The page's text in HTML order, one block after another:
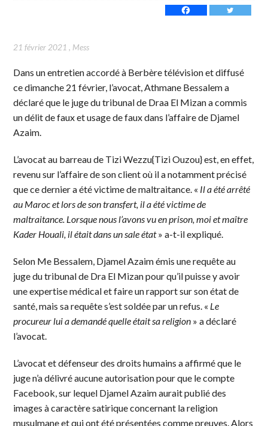
21 février 2021 , Mess
Dans un entretien accordé à Berbère télévision et diffusé
ce dimanche 21 février, l’avocat, Athmane Bessalem a
déclaré que le juge du tribunal de Draa El Mizan a commis
un délit de faux et usage de faux dans l’affaire de Djamel
Azaim.
L’avocat au barreau de Tizi Wezzu{Tizi Ouzou} est, en effet,
revenu sur l’affaire de son client où il a notamment précisé
que ce dernier a été victime de maltraitance. « Il a été arrêté
au Maroc et lors de son transfert, il a été victime de
maltraitance. Lorsque nous l’avons vu en prison, moi et maître
Kader Houali, il était dans un sale état» a-t-il expliqué.
Selon Me Bessalem, Djamel Azaim émis une requête au
juge du tribunal de Dra El Mizan pour qu’il puisse y avoir
une expertise médical et faire un rapport sur son état de
santé, mais sa requête s’est soldée par un refus. « Le
procureur lui a demandé quelle était sa religion » a déclaré
l’avocat.
L’avocat et défenseur des droits humains a affirmé que le
juge n’a délivré aucune autorisation pour que le compte
Facebook, sur lequel Djamel Azaim aurait publié des
images à caractère satirique concernant la religion
musulmane et qui ont été présentées comme preuves. Alors